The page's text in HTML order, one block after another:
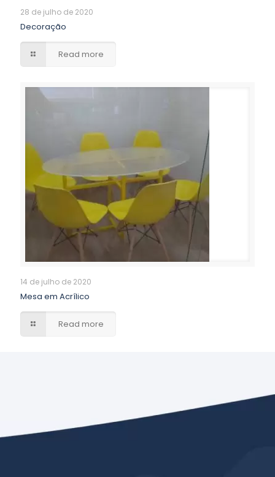
28 de julho de 2020
Decoração
Read more
14 de julho de 2020
Mesa em Acrílico
Read more